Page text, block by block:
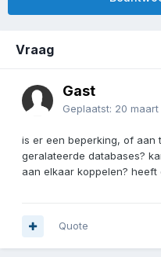
Vraag
Gast
Geplaatst: 20
is er een beperking, of aan
geralateerde databases?
aan elkaar koppelen?
Quote